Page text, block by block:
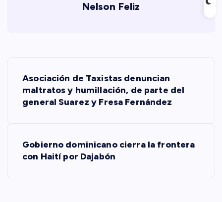
Nelson Feliz
Asociación de Taxistas denuncian
maltratos y humillación, de parte del
general Suarez y Fresa Fernández
Gobierno dominicano cierra la frontera
con Haití por Dajabón